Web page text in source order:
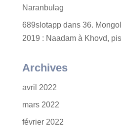
Naranbulag
689slotappdans 36.
2019 : Naadam à Khovd,
Archives
avril 2022
mars 2022
février 2022